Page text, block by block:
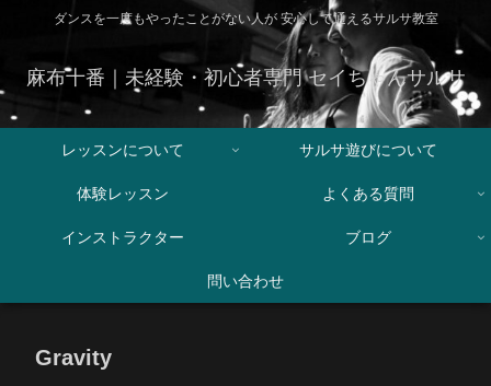
ダンスを一度もやったことがない人が 安心して通えるサルサ教室
麻布十番｜未経験・初心者専門 セイちゃんサルサ
レッスンについて サルサ遊びについて
体験レッスン よくある質問
インストラクター ブログ
問い合わせ
Gravity